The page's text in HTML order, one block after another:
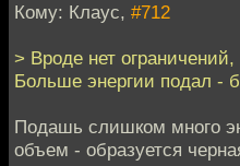
Кому: Клаус, #712
> Вроде нет
Больше энергии подал -
Подашь слишком много
объем - образуется